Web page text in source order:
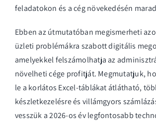
feladatokon és a cég növekedésén
Ebben az útmutatóban megismerheti
üzleti problémákra szabott digitális
amelyekkel felszámolhatja az
növelheti cége profitját. Megmutatjuk,
le a korlátos Excel-táblákat átlátható,
készletkezelésre és villámgyors
vesszük a 2026-os év legfontosabb